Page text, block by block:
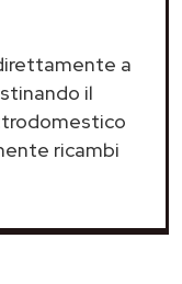
a
il
ricambi